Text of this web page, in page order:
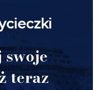
swoje
teraz